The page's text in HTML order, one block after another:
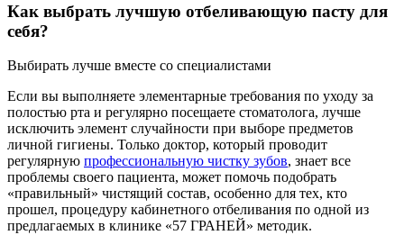
Как выбрать лучшую отбеливающую пасту для
себя?
Выбирать лучше вместе со специалистами
Если вы выполняете элементарные требования по уходу за
полостью рта и регулярно посещаете стоматолога, лучше
исключить элемент случайности при выборе предметов
личной гигиены. Только доктор, который проводит
регулярную профессиональную чистку зубов, знает все
проблемы своего пациента, может помочь подобрать
«правильный» чистящий состав, особенно для тех, кто
прошел, процедуру кабинетного отбеливания по одной из
предлагаемых в клинике «57 ГРАНЕЙ» методик.